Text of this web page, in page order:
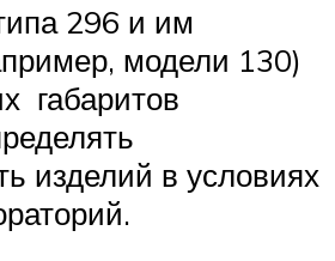
296 и им
модели 130)
габаритов
изделий в условиях